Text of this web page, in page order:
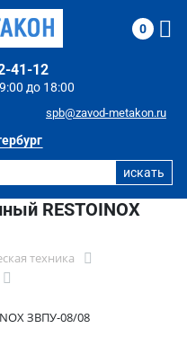
до 18:00
41-12
spb@zavod-metakon.ru
0
RESTOINOX
техника
ЗВПУ-08/08